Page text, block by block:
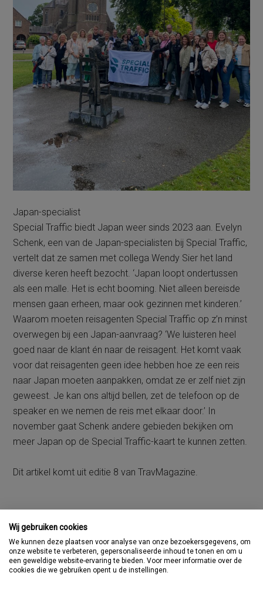
Japan-specialist
Special Traffic biedt Japan weer sinds 2023 aan. Evelyn
Schenk, een van de Japan-specialisten bij Special Traffic,
vertelt dat ze samen met collega Wendy Sier het land
diverse keren heeft bezocht. ‘Japan loopt ondertussen
als een malle. Het is echt booming. Niet alleen bereisde
mensen gaan erheen, maar ook gezinnen met kinderen.’
Waarom moeten reisagenten Special Traffic op z’n minst
overwegen bij een Japan-aanvraag? ‘We luisteren heel
goed naar de klant én naar de reisagent. Het komt vaak
voor dat reisagenten geen idee hebben hoe ze een reis
naar Japan moeten aanpakken, omdat ze er zelf niet zijn
geweest. Je kan ons altijd bellen, zet de telefoon op de
speaker en we nemen de reis met elkaar door.’ In
november gaat Schenk andere gebieden bekijken om
meer Japan op de Special Traffic-kaart te kunnen zetten.
Dit artikel komt uit editie 8 van TravMagazine.
Wij gebruiken cookies
We kunnen deze plaatsen voor analyse van onze bezoekersgegevens, om
onze website te verbeteren, gepersonaliseerde inhoud te tonen en om u
een geweldige website-ervaring te bieden. Voor meer informatie over de
cookies die we gebruiken opent u de instellingen.